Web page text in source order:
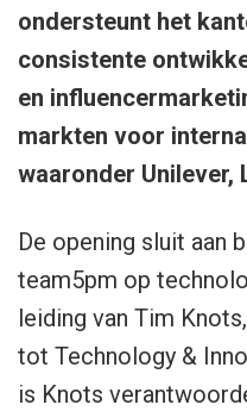
ondersteunt het
consistente
en
markten voor
waaronder Unilever,
De opening sluit aan
team5pm op
leiding van Tim
tot Technology &
is Knots